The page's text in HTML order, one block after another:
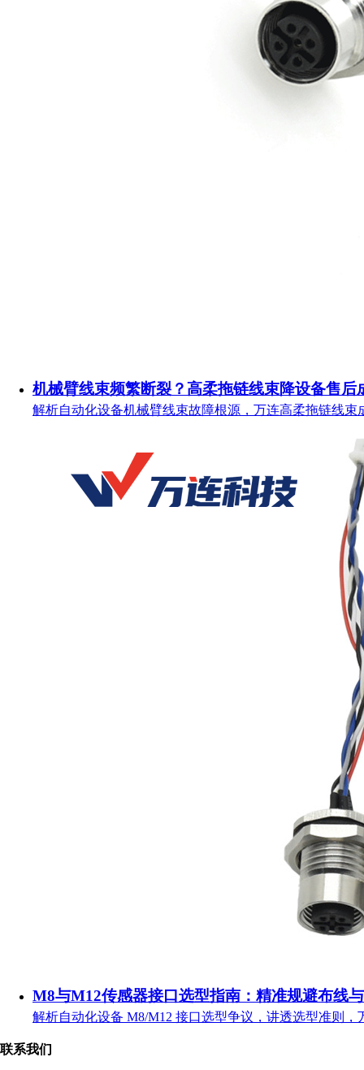
机械臂线束频繁断裂？高柔拖链线束降设备售后
解析自动化设备机械臂线束故障根源，万连高柔拖链线束
M8与M12传感器接口选型指南：精准规避布线
解析自动化设备 M8/M12 接口选型争议，讲透选型准则
联系我们